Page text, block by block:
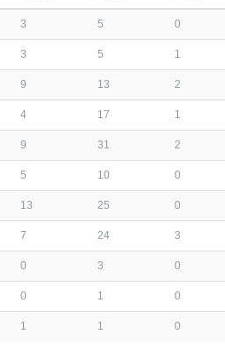
3 5 0
3 5 1
9 13 2
4 17 1
9 31 2
5 10 0
13 25 0
7 24 3
0 3 0
0 1 0
1 1 0